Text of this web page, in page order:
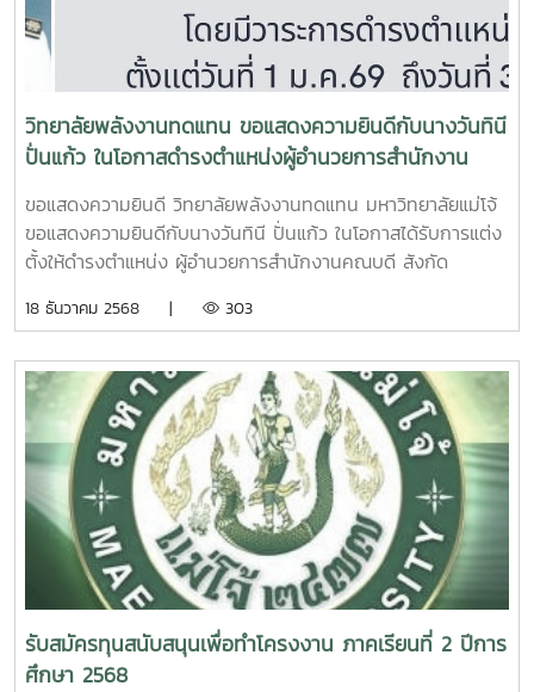
วิทยาลัยพลังงานทดแทน ขอแสดงความยินดีกับนางวันทินี
ปั่นแก้ว ในโอกาสดำรงตำแหน่งผู้อำนวยการสำนักงาน
ขอแสดงความยินดี วิทยาลัยพลังงานทดแทน มหาวิทยาลัยแม่โจ้
ขอแสดงความยินดีกับนางวันทินี ปั่นแก้ว ในโอกาสได้รับการแต่ง
ตั้งให้ดำรงตำแหน่ง ผู้อำนวยการสำนักงานคณบดี สังกัด
ตำแหน่ง 4 ปี ตั้งแต่วันที่ 1 มกราคม 2569 ถึงวันที่ 30 ธันวาคม
กรรมการบริหารงานบุคคลมหาวิทยาลัยแม่โจ้ ครั้งที่ 21/2568
เมื่อวันที่ 17 ธันวาคม 2568คณะผู้บริหาร คณาจารย์ และบุคลากร
ขออวยพรให้ประสบความสำเร็จในการปฏิบัติหน้าที่มีความก้าวหน้า
ในหน้าที่การงาน และเป็นกำลังสำคัญในการพัฒนาวิทยาลัย
พลังงานทดแทน และมหาวิทยาลัยแม่โจ้อย่างยั่งยืนต่อไป...
18 ธันวาคม 2568 | 303
รับสมัครทุนสนับสนุนเพื่อทำโครงงาน ภาคเรียนที่ 2 ปีการ
ศึกษา 2568